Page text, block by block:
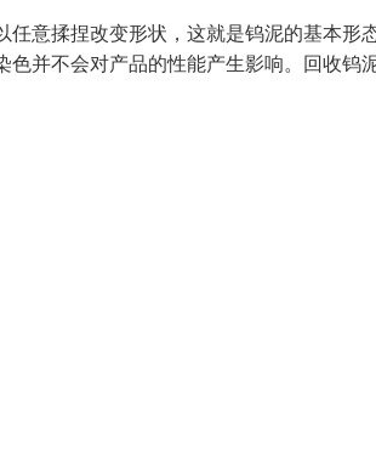
意揉捏改变形状，这就是钨泥的基本形
并不会对产品的性能产生影响。回收钨